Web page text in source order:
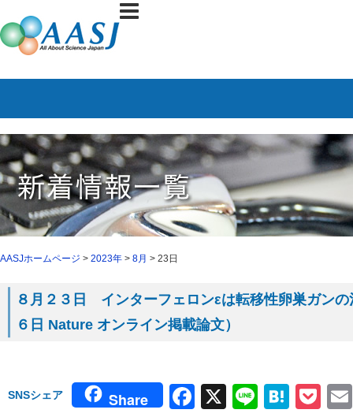
AASJホームページ > 2023年 > 8月 > 23日
８月２３日 インターフェロンεは転移性卵巣ガン
６日 Nature オンライン掲載論文）
SNSシェア Share Facebook
X Line